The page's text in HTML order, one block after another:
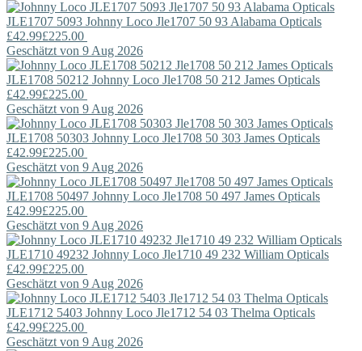
JLE1707 5093 Johnny Loco Jle1707 50 93 Alabama Opticals
£42.99£225.00
Geschätzt von 9 Aug 2026
JLE1708 50212 Johnny Loco Jle1708 50 212 James Opticals
£42.99£225.00
Geschätzt von 9 Aug 2026
JLE1708 50303 Johnny Loco Jle1708 50 303 James Opticals
£42.99£225.00
Geschätzt von 9 Aug 2026
JLE1708 50497 Johnny Loco Jle1708 50 497 James Opticals
£42.99£225.00
Geschätzt von 9 Aug 2026
JLE1710 49232 Johnny Loco Jle1710 49 232 William Opticals
£42.99£225.00
Geschätzt von 9 Aug 2026
JLE1712 5403 Johnny Loco Jle1712 54 03 Thelma Opticals
£42.99£225.00
Geschätzt von 9 Aug 2026